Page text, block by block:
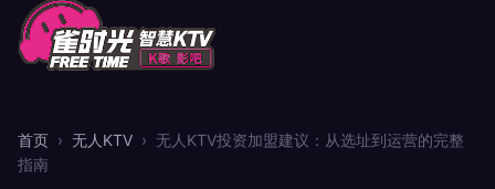
首页 › 无人KTV › 无人KTV投资加盟建议：从选址到运营的完整
指南